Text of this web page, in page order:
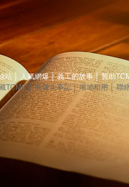
站 人氣網爆│ 義工的故事 │ 贊助
TCMC│ 映像大事記│ 場地租用│ 聯